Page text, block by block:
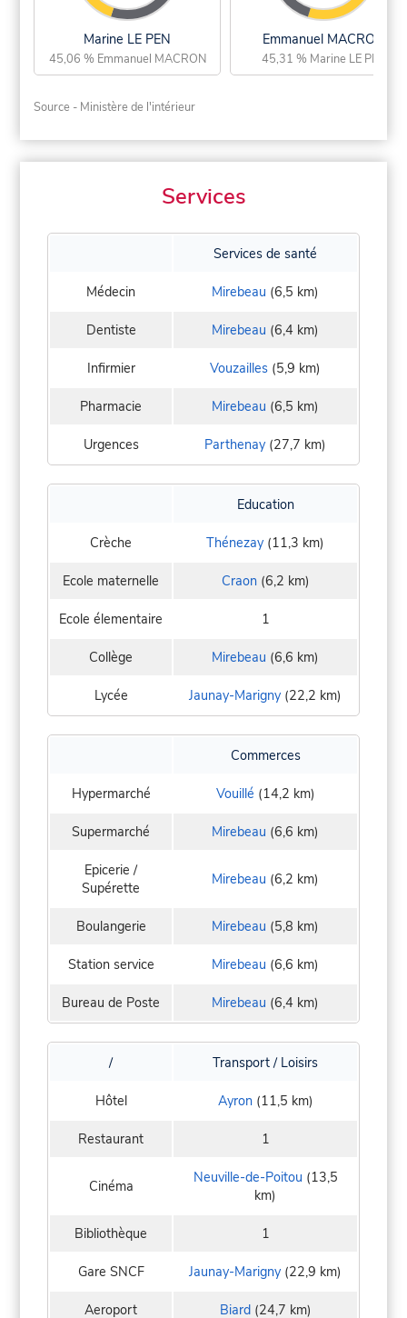
Marine LE PEN
45,06 % Emmanuel MACRON
Emmanuel MACRON
45,31 % Marine LE PEN
Source - Ministère de l'intérieur
Services
Services de santé
Médecin Mirebeau (6,5 km)
Dentiste Mirebeau (6,4 km)
Infirmier Vouzailles (5,9 km)
Pharmacie Mirebeau (6,5 km)
Urgences Parthenay (27,7 km)
Education
Crèche Thénezay (11,3 km)
Ecole maternelle Craon(6,2 km)
Ecole élementaire 1
Collège Mirebeau (6,6 km)
Lycée Jaunay-Marigny (22,2 km)
Commerces
Hypermarché Vouillé (14,2 km)
Supermarché Mirebeau (6,6 km)
Epicerie /
Supérette
Mirebeau (6,2 km)
Boulangerie Mirebeau (5,8 km)
Station service Mirebeau (6,6 km)
Bureau de Poste Mirebeau (6,4 km)
/ Transport / Loisirs
Hôtel Ayron(11,5 km)
Restaurant 1
Cinéma Neuville-de-Poitou (13,5
km)
Bibliothèque 1
Gare SNCF Jaunay-Marigny (22,9 km)
Aeroport Biard(24,7 km)